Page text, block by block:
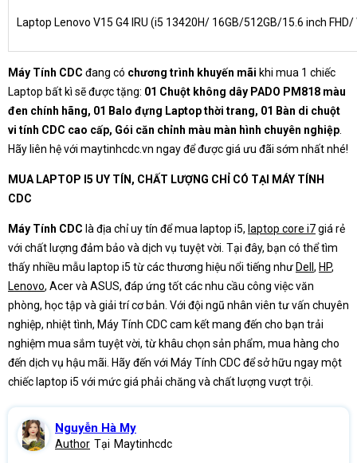
Laptop Lenovo V15 G4 IRU (i5 13420H/ 16GB/512GB/15.6 inch
Máy Tính CDC đang có chương trình khuyến mãi khi mua 1 chiếc
Laptop bất kì sẽ được tặng: 01 Chuột không dây PADO PM818 màu
đen chính hãng, 01 Balo đựng Laptop thời trang, 01 Bàn di chuột
vi tính CDC cao cấp, Gói căn chỉnh màu màn hình chuyên nghiệp.
Hãy liên hệ với maytinhcdc.vn ngay để được giá ưu đãi sớm nhất nhé!
MUA LAPTOP I5 UY TÍN, CHẤT LƯỢNG CHỈ CÓ TẠI MÁY TÍNH
CDC
Máy Tính CDC là địa chỉ uy tín để mua laptop i5, laptop core i7giá rẻ
với chất lượng đảm bảo và dịch vụ tuyệt vời. Tại đây, bạn có thể tìm
thấy nhiều mẫu laptop i5 từ các thương hiệu nổi tiếng như Dell , HP,
Lenovo, Acer và ASUS, đáp ứng tốt các nhu cầu công việc văn
phòng, học tập và giải trí cơ bản. Với đội ngũ nhân viên tư vấn chuyên
nghiệp, nhiệt tình, Máy Tính CDC cam kết mang đến cho bạn trải
nghiệm mua sắm tuyệt vời, từ khâu chọn sản phẩm, mua hàng cho
đến dịch vụ hậu mãi. Hãy đến với Máy Tính CDC để sở hữu ngay một
chiếc laptop i5 với mức giá phải chăng và chất lượng vượt trội.
Nguyễn Hà My
Author Tại Maytinhcdc